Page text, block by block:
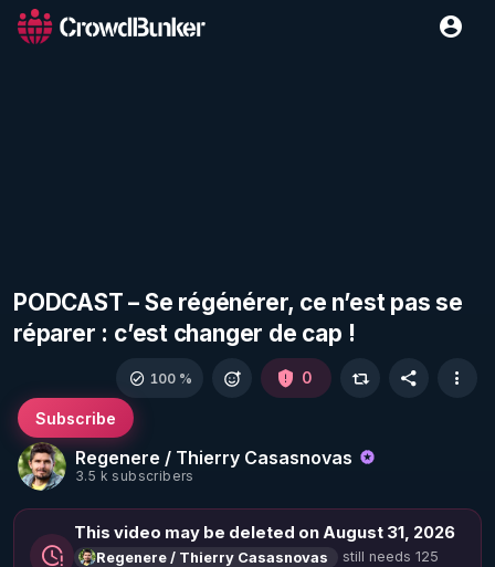
PODCAST – Se régénérer, ce n’est pas se
réparer : c’est changer de cap !
Regenere / Thierry Casasnovas
3.5 k subscribers
Subscribe
100 % 0
This video may be deleted on August 31, 2026
Regenere / Thierry Casasnovas
still needs 125